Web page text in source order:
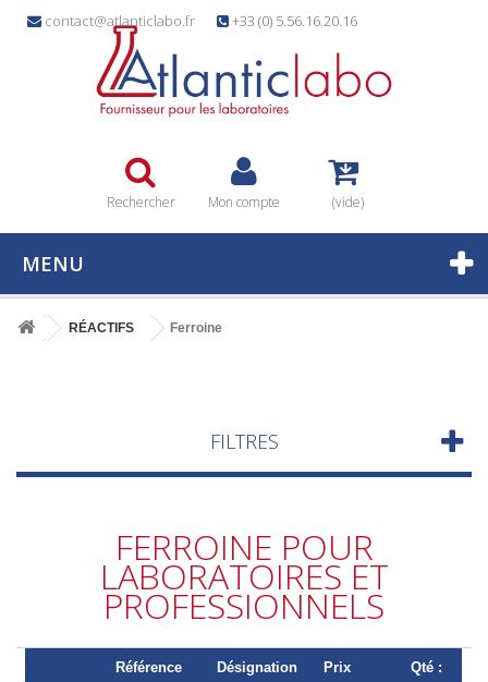
contact@atlanticlabo.fr +33 (0) 5.56.16.20.16
Rechercher Mon compte (vide)
MENU
RÉACTIFS Ferroine
FILTRES
FERROINE POUR
LABORATOIRES ET
PROFESSIONNELS
Référence Désignation Prix Qté :